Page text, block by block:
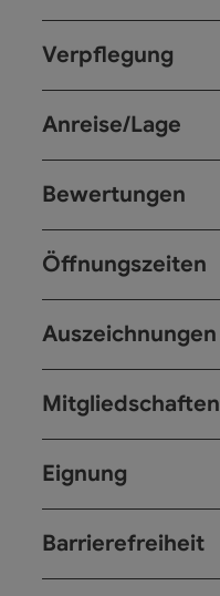
Verpflegung
Anreise/Lage
Bewertungen
Öffnungszeiten
Auszeichnungen
Mitgliedschaften
Eignung
Barrierefreiheit